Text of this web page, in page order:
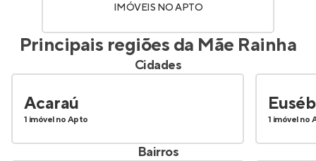
IMÓVEIS NO APTO
Principais regiões da Mãe Rainha
Cidades
Acaraú
1 imóvel no Apto 1 imóvel no
Bairros